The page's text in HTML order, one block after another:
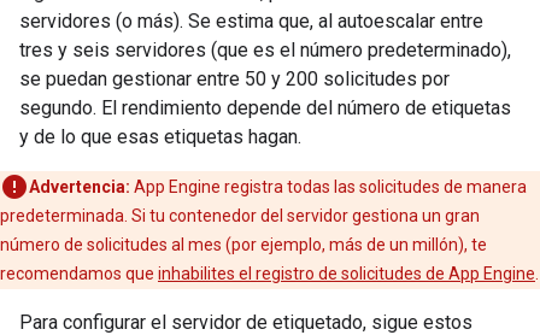
servidores (o más). Se estima que, al autoescalar entre
tres y seis servidores (que es el número predeterminado),
se puedan gestionar entre 50 y 200 solicitudes por
segundo. El rendimiento depende del número de etiquetas
y de lo que esas etiquetas hagan.
Advertencia: App Engine registra todas las solicitudes de manera
predeterminada. Si tu contenedor del servidor gestiona un gran
número de solicitudes al mes (por ejemplo, más de un millón), te
recomendamos que inhabilites el registro de solicitudes de App Engine
Para configurar el servidor de etiquetado, sigue estos